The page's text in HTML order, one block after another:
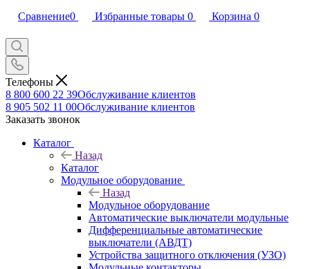
Сравнение0 Избранные товары 0 Корзина 0
Телефоны
8 800 600 22 39Обслуживание клиентов
8 905 502 11 00Обслуживание клиентов
Заказать звонок
Каталог
Назад
Каталог
Модульное оборудование
Назад
Модульное оборудование
Автоматические выключатели модульные
Дифференциальные автоматические
выключатели (АВДТ)
Устройства защитного отключения (УЗО)